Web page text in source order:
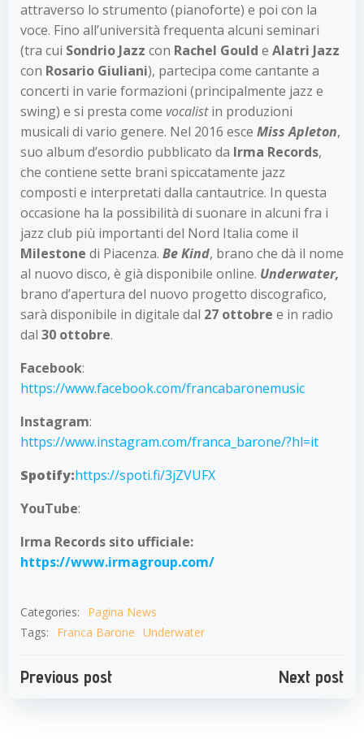
attraverso lo strumento (pianoforte) e poi con la
voce. Fino all’università frequenta alcuni seminari
(tra cui Sondrio Jazz con Rachel Gould e Alatri Jazz
con Rosario Giuliani), partecipa come cantante a
concerti in varie formazioni (principalmente jazz e
swing) e si presta come vocalistin produzioni
musicali di vario genere. Nel 2016 esce Miss Apleton,
suo album d’esordio pubblicato da Irma Records,
che contiene sette brani spiccatamente jazz
composti e interpretati dalla cantautrice. In questa
occasione ha la possibilità di suonare in alcuni fra i
jazz club più importanti del Nord Italia come il
Milestone di Piacenza. Be Kind, brano che dà il nome
al nuovo disco, è già disponibile online. Underwater,
brano d’apertura del nuovo progetto discografico,
sarà disponibile in digitale dal 27 ottobre e in radio
dal 30 ottobre.
Facebook:
https://www.facebook.com/francabaronemusic
Instagram:
https://www.instagram.com/franca_barone/?hl=it
Spotify:https://spoti.fi/3jZVUFX
YouTube:
Irma Records sito ufficiale:
https://www.irmagroup.com/
Categories:
Pagina News
Tags:
Franca Barone Underwater
Navigazione
Previous post
Navigazione
Next post